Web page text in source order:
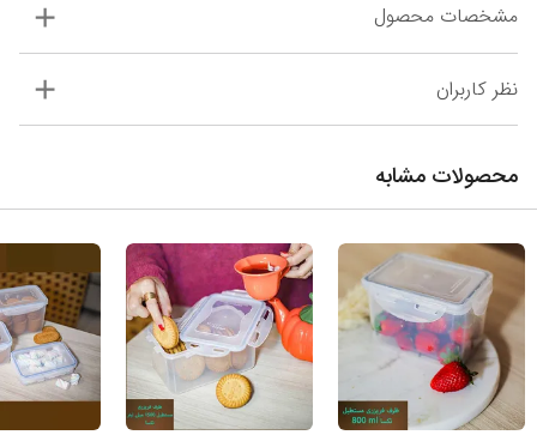
مشخصات محصول
نظر کاربران
محصولات مشابه